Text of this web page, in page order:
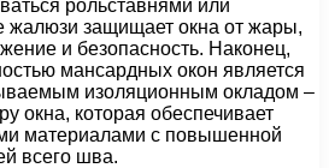
рольставнями или
жалюзи защищает окна от жары,
и безопасность. Наконец,
мансардных окон является
изоляционным окладом –
окна, которая обеспечивает
материалами с повышенной
всего шва.